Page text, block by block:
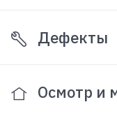
Дефекты
Осмотр и